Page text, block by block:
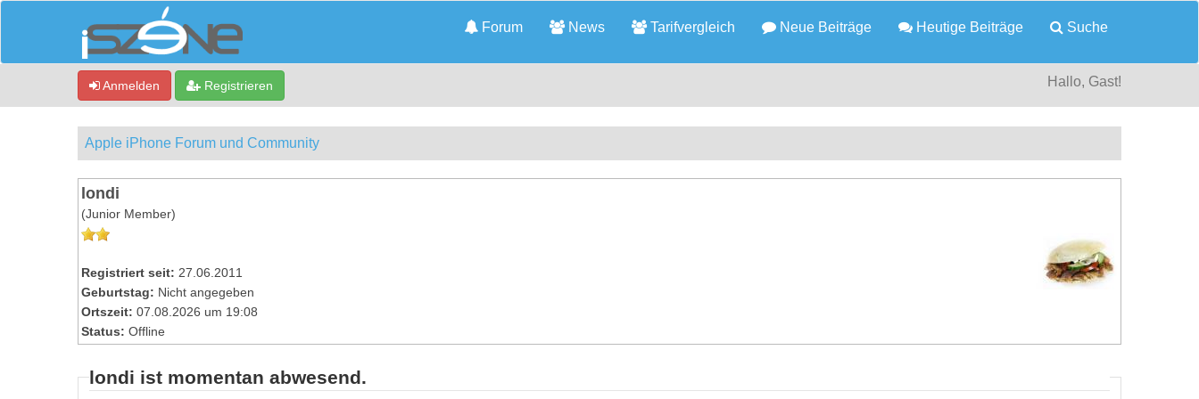
Forum News Tarifvergleich Neue Beiträge Heutige Beiträge Suche
Anmelden Registrieren Hallo, Gast!
Apple iPhone Forum und Community
londi
(Junior Member)
Registriert seit: 27.06.2011
Geburtstag: Nicht angegeben
Ortszeit: 07.08.2026 um 19:08
Status: Offline
londi ist momentan abwesend.